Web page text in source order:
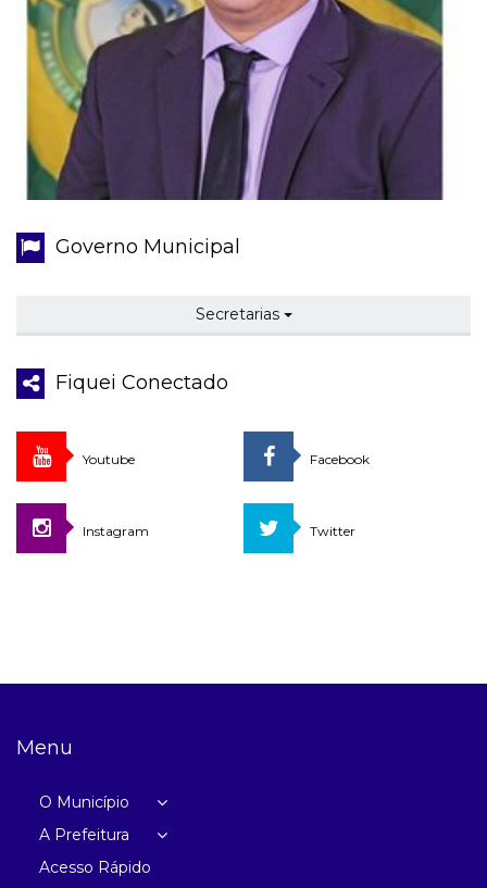
Governo Municipal
Secretarias
Fiquei Conectado
Youtube Facebook
Instagram Twitter
Menu
O Município
A Prefeitura
Acesso Rápido